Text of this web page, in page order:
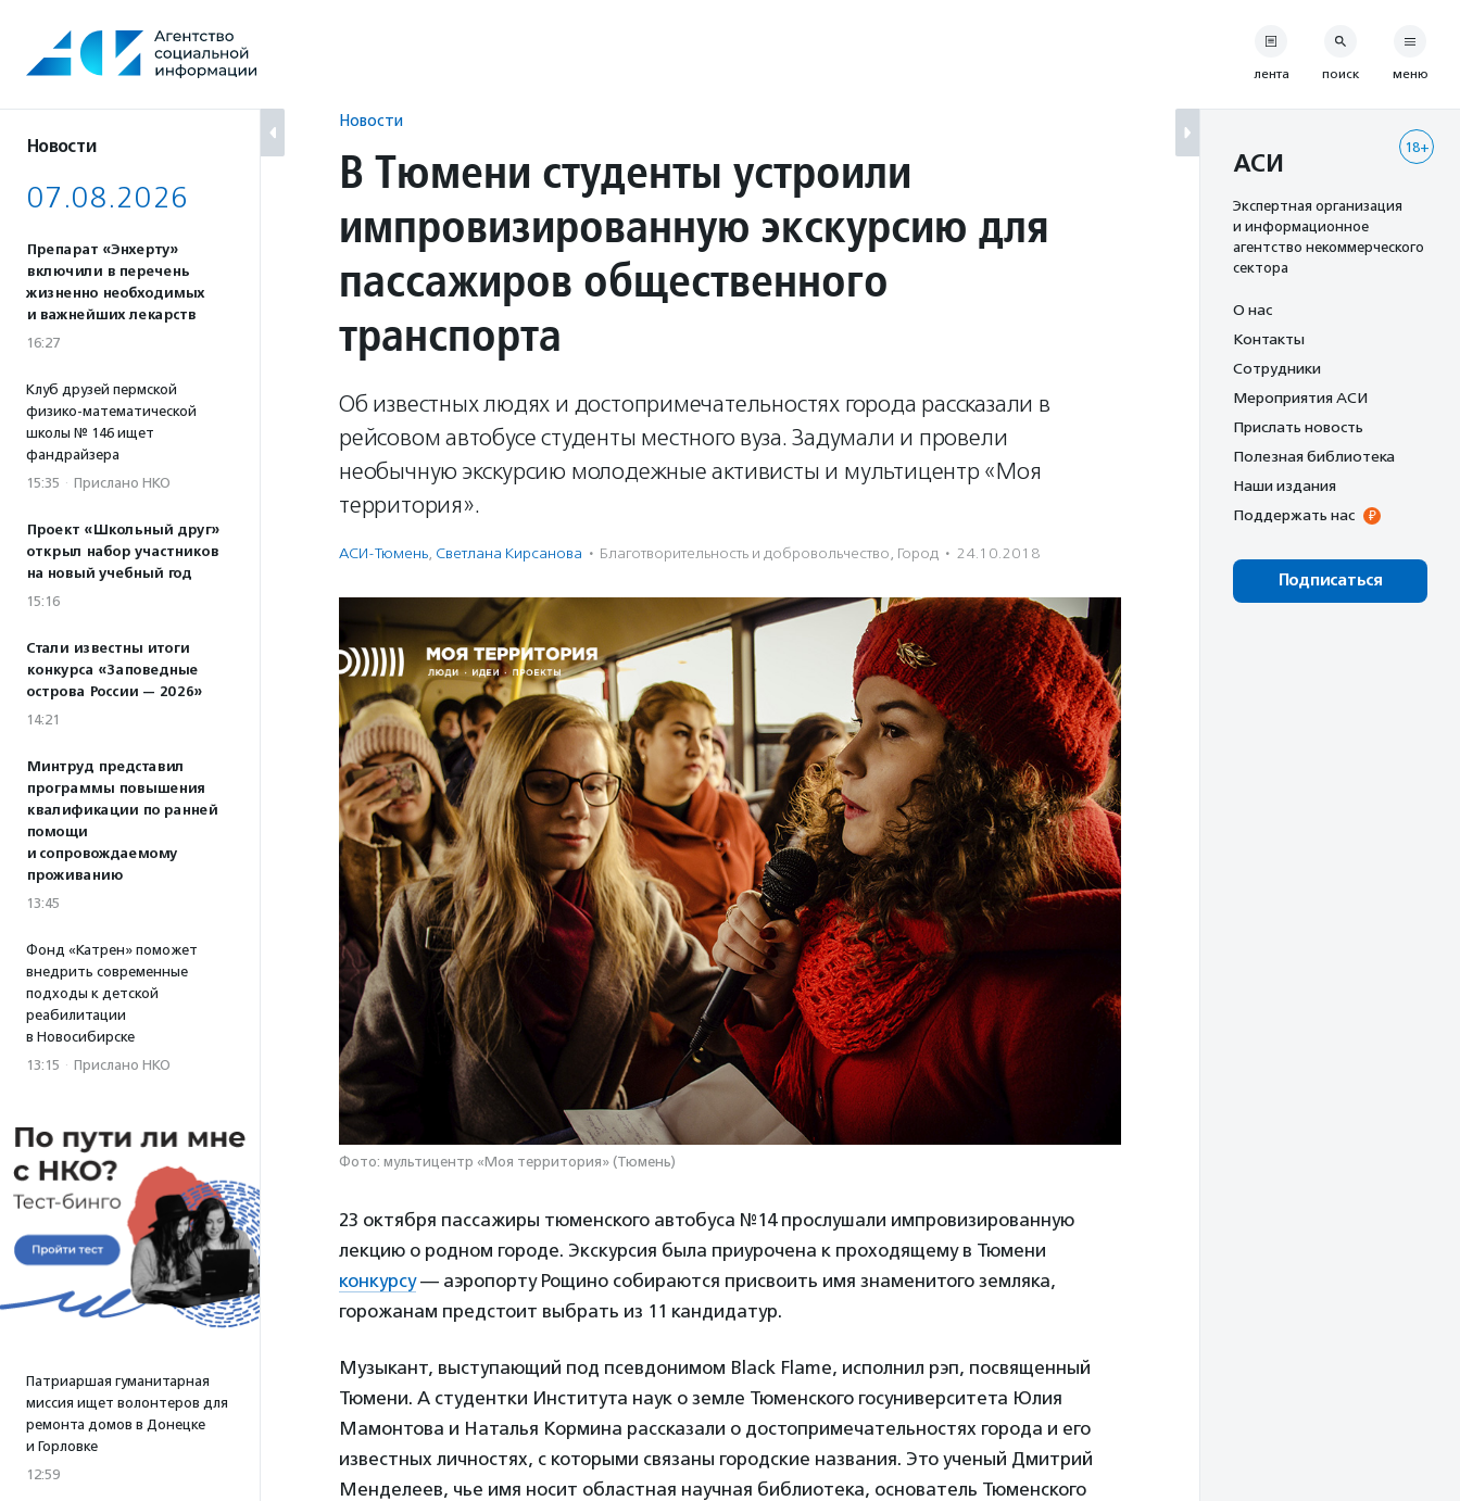
содержанию
Новости
07.08.2026
Препарат «Энхерту»
включили в перечень
жизненно необходимых
и важнейших лекарств
16:27
Клуб друзей пермской
физико-математической
школы № 146 ищет
фандрайзера
15:35 · Прислано НКО
Проект «Школьный друг»
открыл набор участников
на новый учебный год
15:16
Стали известны итоги
конкурса «Заповедные
острова России — 2026»
14:21
Минтруд представил
программы повышения
квалификации по ранней
помощи
и сопровождаемому
проживанию
13:45
Фонд «Катрен» поможет
внедрить современные
подходы к детской
реабилитации
в Новосибирске
13:15 · Прислано НКО
Патриаршая гуманитарная
миссия ищет волонтеров для
ремонта домов в Донецке
и Горловке
12:59
Новости
В Тюмени студенты устроили
импровизированную экскурсию для
пассажиров общественного
транспорта
Об известных людях и достопримечательностях города рассказали в
рейсовом автобусе студенты местного вуза. Задумали и провели
необычную экскурсию молодежные активисты и мультицентр «Моя
территория».
АСИ-Тюмень, Светлана Кирсанова · Благотвори­тель­ность и доброволь­чест­во, Город · 24.10.2018
Фото: мультицентр «Моя территория» (Тюмень)
23 октября пассажиры тюменского автобуса №14 прослушали импровизированную
лекцию о родном городе. Экскурсия была приурочена к проходящему в Тюмени
конкурсу— аэропорту Рощино собираются присвоить имя знаменитого земляка,
горожанам предстоит выбрать из 11 кандидатур.
Музыкант, выступающий под псевдонимом Black Flame, исполнил рэп, посвященный
Тюмени. А студентки Института наук о земле Тюменского госуниверситета Юлия
Мамонтова и Наталья Кормина рассказали о достопримечательностях города и его
известных личностях, с которыми связаны городские названия. Это ученый Дмитрий
Менделеев, чье имя носит областная научная библиотека, основатель Тюменского
лента поиск меню
18+
АСИ
Экспертная организация
и информационное
агентство некоммерческого
сектора
О нас
Контакты
Сотрудники
Мероприятия АСИ
Прислать новость
Полезная библиотека
Наши издания
Поддержать нас
Подписаться